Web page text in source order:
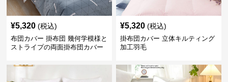
¥5,320 (税込)
布団カバー 掛布団 幾何学模様と
ストライプの両面掛布団カバー
¥5,320 (税込)
掛布団カバー 立体キルティング
加工羽毛